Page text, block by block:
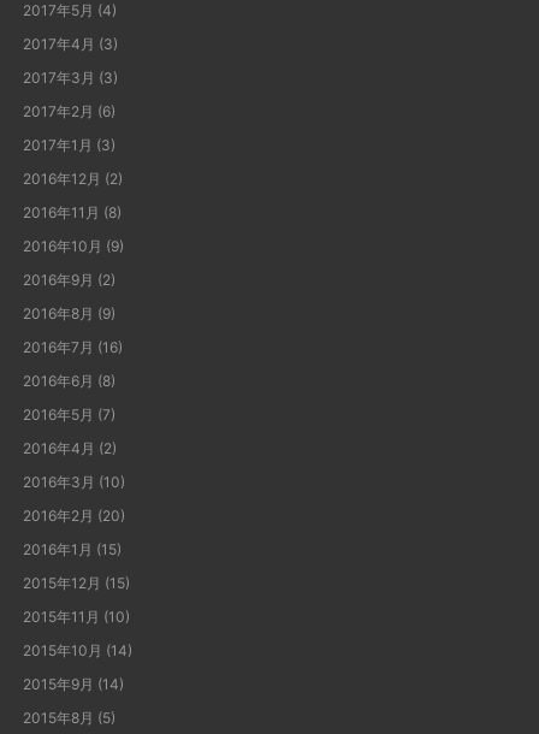
2017年5月 (4)
2017年4月 (3)
2017年3月 (3)
2017年2月 (6)
2017年1月 (3)
2016年12月 (2)
2016年11月 (8)
2016年10月 (9)
2016年9月 (2)
2016年8月 (9)
2016年7月 (16)
2016年6月 (8)
2016年5月 (7)
2016年4月 (2)
2016年3月 (10)
2016年2月 (20)
2016年1月 (15)
2015年12月 (15)
2015年11月 (10)
2015年10月 (14)
2015年9月 (14)
2015年8月 (5)